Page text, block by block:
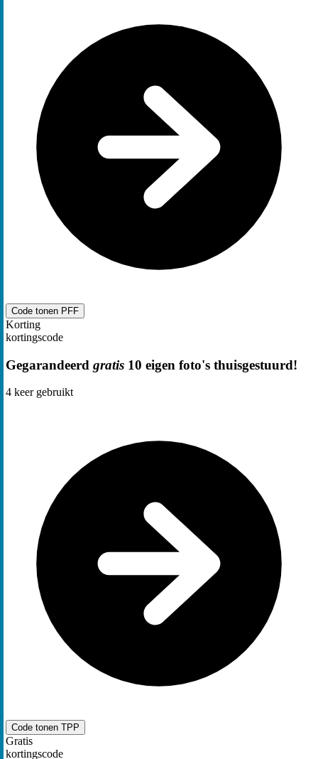
Code tonen PFF
Korting
kortingscode
Gegarandeerd gratis 10 eigen foto's thuisgestuurd!
4 keer gebruikt
Code tonen TPP
Gratis
kortingscode